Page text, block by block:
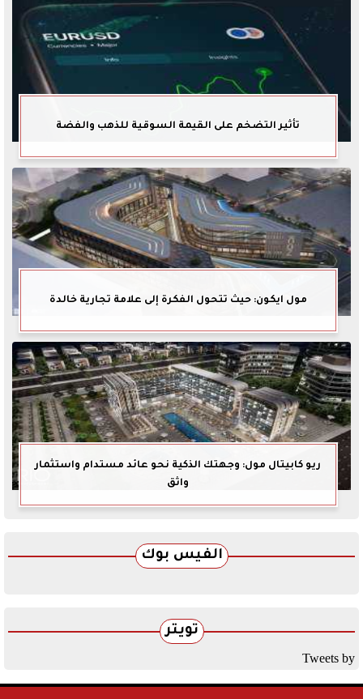
تأثير التضخم على القيمة السوقية للذهب والفضة
مول ايكون: حيث تتحول الفكرة إلى علامة تجارية خالدة
ريو كابيتال مول: وجهتك الذكية نحو عائد مستدام واستثمار
واثق
الفيس بوك
تويتر
Tweets by